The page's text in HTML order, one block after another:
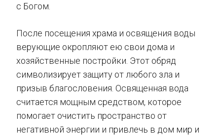
с Богом.
После посещения храма и освящения воды
верующие окропляют ею свои дома и
хозяйственные постройки. Этот обряд
символизирует защиту от любого зла и
призыв благословения. Освященная вода
считается мощным средством, которое
помогает очистить пространство от
негативной энергии и привлечь в дом мир и